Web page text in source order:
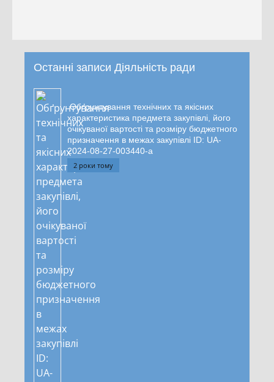
Останні записи Діяльність ради
Обґрунтування технічних та якісних
характеристика предмета закупівлі, його
очікуваної вартості та розміру бюджетного
призначення в межах закупівлі ID: UA-
2024-08-27-003440-a
2 роки тому